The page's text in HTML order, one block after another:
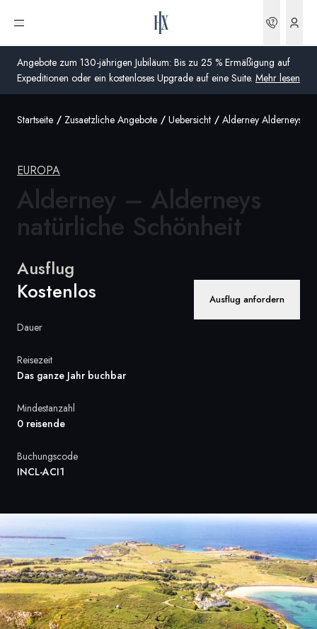
Angebote zum 130-jährigen Jubiläum: Bis zu 25 % Ermäßigung auf
Expeditionen oder ein kostenloses Upgrade auf eine Suite. Mehr lesen
Menü öffnen
Vereinigtes Königreich (England, Schottland, Wales
und Nordirland)
USA
Deutschland
Schweiz
Norwegen
Global
Startseite Zusaetzliche Angebote Uebersicht Alderney Alderneys
EUROPA
Alderney – Alderneys
natürliche Schönheit
Ausflug
Kostenlos Ausflug anfordern
Dauer
Reisezeit
Das ganze Jahr buchbar
Mindestanzahl
0 reisende
Buchungscode
INCL-ACI1